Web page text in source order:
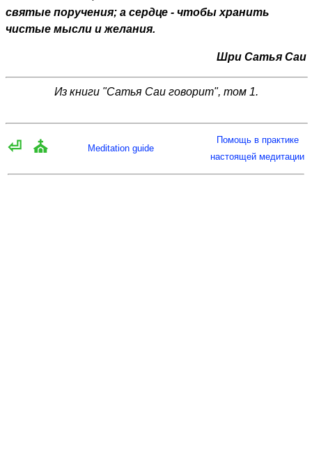
святые поручения; а сердце - чтобы хранить
чистые мысли и желания.
Шри Сатья Саи
Из книги "Сатья Саи говорит", том 1.
⏎ ⛪ Meditation guide
Помощь в практике
настоящей медитации